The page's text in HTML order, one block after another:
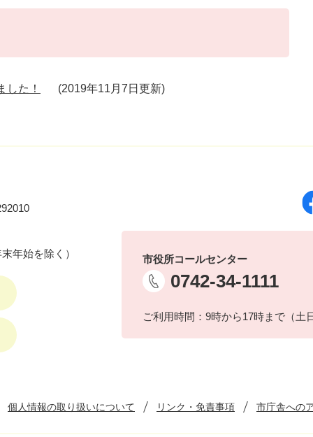
した！ 2019年11月7日更新
年始を除く） 市役所コールセンター
0742-34-1111
ご利用時間：9時から17時まで（土
個人情報の取り扱いについて リンク・免責事項 市庁舎への